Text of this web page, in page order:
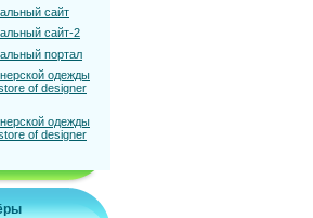
сайт
сайт-2
портал
одежды
of designer
одежды
of designer